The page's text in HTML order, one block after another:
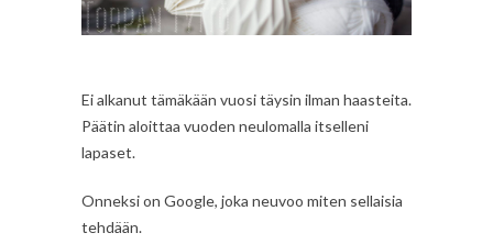
Ei alkanut tämäkään vuosi täysin ilman haasteita.
Päätin aloittaa vuoden neulomalla itselleni
lapaset.
Onneksi on Google, joka neuvoo miten sellaisia
tehdään.